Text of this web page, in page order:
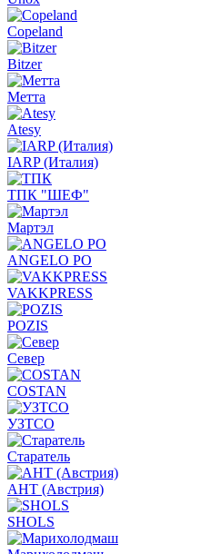
Copeland
Bitzer
Метта
Atesy
IARP (Италия)
ТПК "ШЕФ"
Мартэл
ANGELO PO
VAKKPRESS
POZIS
Север
COSTAN
УЗТСО
Старатель
АНТ (Австрия)
SHOLS